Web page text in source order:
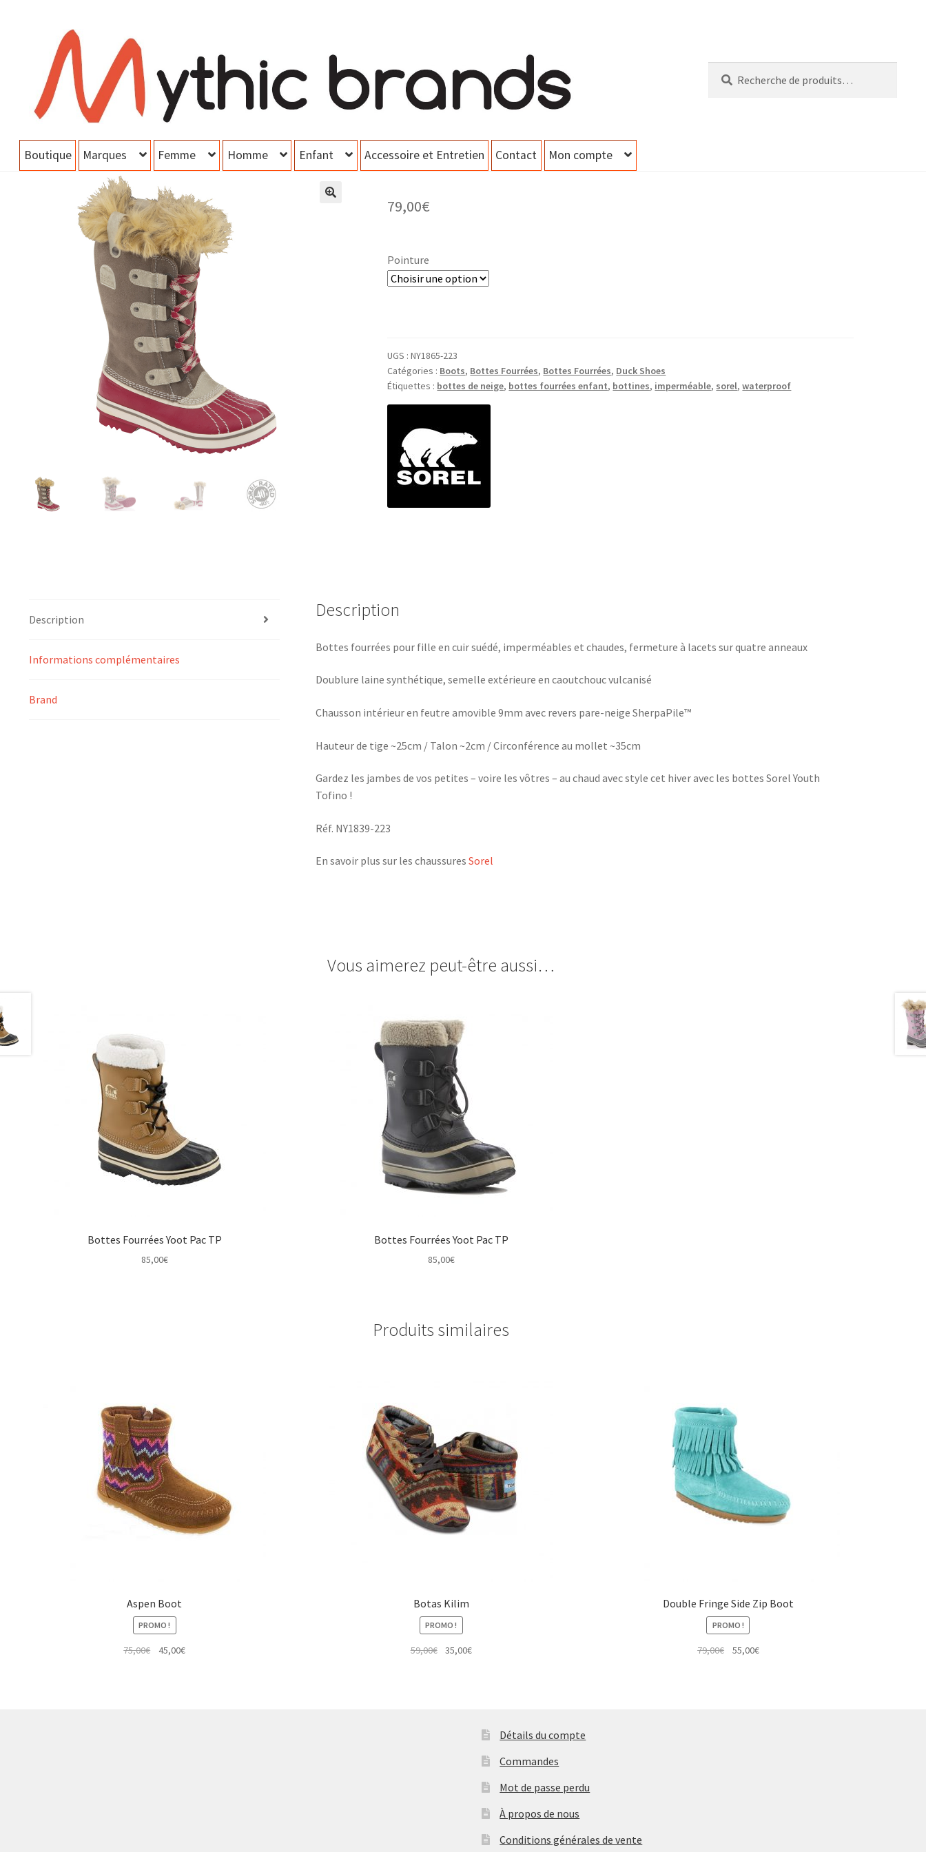
navigation
contenu
pour :
Boutique Marques Femme Homme Enfant Accessoire et Entretien Contact Mon compte
79,00€
Pointure
UGS :NY1865-223
Catégories : Boots, Bottes Fourrées, Bottes Fourrées, Duck Shoes
Étiquettes : bottes de neige, bottes fourrées enfant, bottines, imperméable, sorel,waterproof
Description
Informations complémentaires
Brand
Description
Bottes fourrées pour fille en cuir suédé, imperméables et chaudes, fermeture à lacets sur quatre anneaux
Doublure laine synthétique, semelle extérieure en caoutchouc vulcanisé
Chausson intérieur en feutre amovible 9mm avec revers pare-neige SherpaPile™
Hauteur de tige ~25cm / Talon ~2cm / Circonférence au mollet ~35cm
Gardez les jambes de vos petites – voire les vôtres – au chaud avec style cet hiver avec les bottes Sorel Youth
Tofino !
Réf. NY1839-223
En savoir plus sur les chaussuresSorel
Vous aimerez peut-être aussi…
Bottes Fourrées Yoot Pac TP
85,00€
Bottes Fourrées Yoot Pac TP
85,00€
Produits similaires
Aspen Boot
PROMO !
75,00€
Le45,00€Le
Botas Kilim
PROMO !
59,00€
Le35,00€Le
Double Fringe Side Zip Boot
PROMO !
79,00€
Le55,00€Le
Détails du compte
Commandes
Mot de passe perdu
À propos de nous
Conditions générales de vente